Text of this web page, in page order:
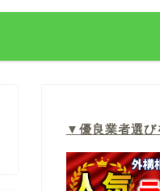
▼ 優良業者選び